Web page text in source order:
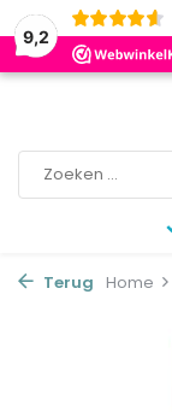
9,2
Terug Home